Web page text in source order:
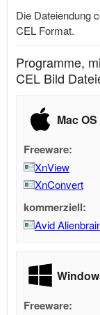
Die Dateiendung
CEL Format.
Programme,
CEL Bild
Mac OS
Freeware:
XnView
XnConvert
kommerziell:
Avid
Freeware: